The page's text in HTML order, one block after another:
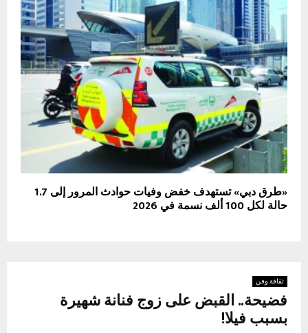
«طرق دبي» تستهدف خفض وفيات حوادث المرور إلى 1.7
حالة لكل 100 ألف نسمة في 2026
ثقافة وفن
فضيحة.. القبض على زوج فنانة شهيرة
بسبب فيلا!